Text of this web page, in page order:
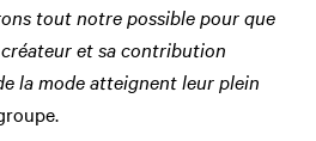
tout notre possible pour que
et sa contribution
la mode atteignent leur plein